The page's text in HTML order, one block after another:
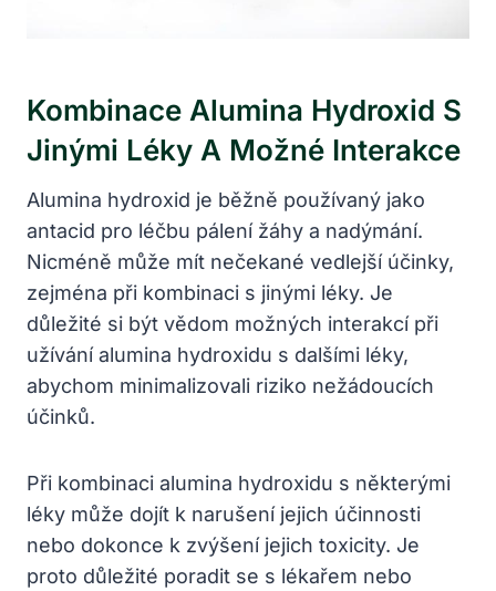
Kombinace Alumina Hydroxid S
Jinými Léky A Možné Interakce
Alumina hydroxid je běžně používaný jako
antacid pro léčbu pálení žáhy a nadýmání.
Nicméně může mít nečekané vedlejší účinky,
zejména při kombinaci s jinými léky. Je
důležité si být vědom možných interakcí při
užívání alumina hydroxidu s dalšími léky,
abychom minimalizovali riziko nežádoucích
účinků.
Při kombinaci alumina hydroxidu s některými
léky může dojít k narušení jejich účinnosti
nebo dokonce k zvýšení jejich toxicity. Je
proto důležité poradit se s lékařem nebo